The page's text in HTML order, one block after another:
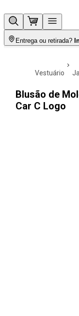
Entrega ou retirada?
vestuário
Blusão de
Car C Logo